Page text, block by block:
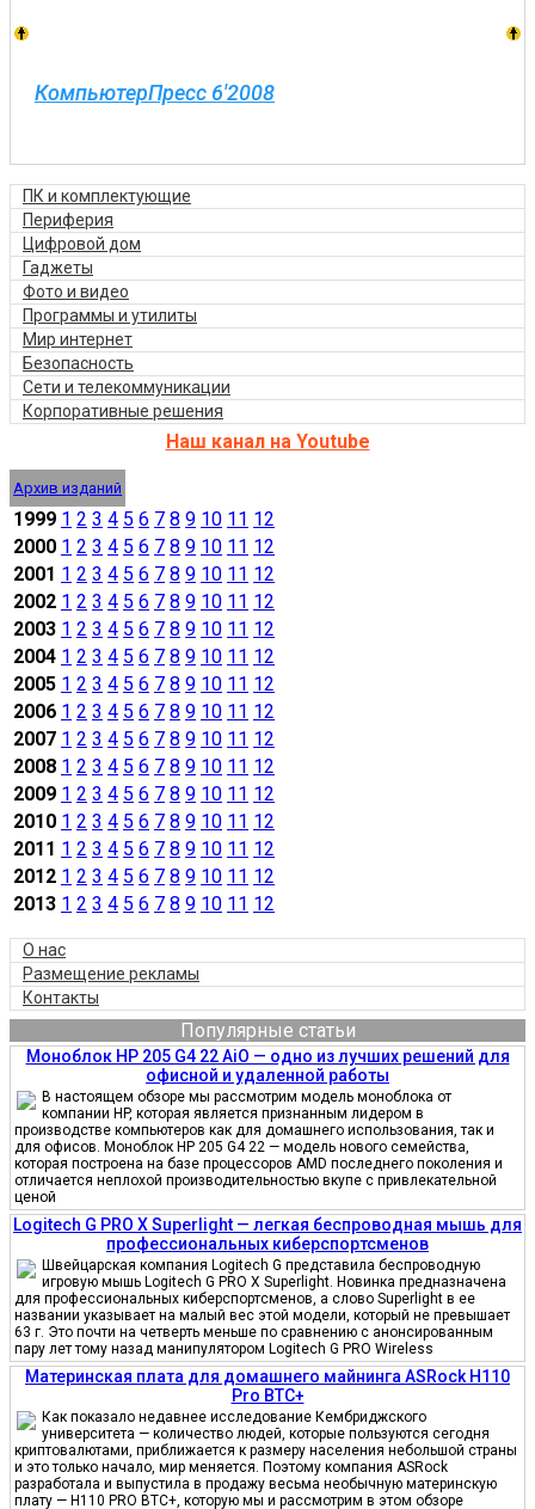
КомпьютерПресс 6'2008
ПК и комплектующие
Периферия
Цифровой дом
Гаджеты
Фото и видео
Программы и утилиты
Мир интернет
Безопасность
Сети и телекоммуникации
Корпоративные решения
Наш канал на Youtube
Архив изданий
1999 1 2 3 4 5 6 7 8 9 10 11 12
2000 1 2 3 4 5 6 7 8 9 10 11 12
2001 1 2 3 4 5 6 7 8 9 10 11 12
2002 1 2 3 4 5 6 7 8 9 10 11 12
2003 1 2 3 4 5 6 7 8 9 10 11 12
2004 1 2 3 4 5 6 7 8 9 10 11 12
2005 1 2 3 4 5 6 7 8 9 10 11 12
2006 1 2 3 4 5 6 7 8 9 10 11 12
2007 1 2 3 4 5 6 7 8 9 10 11 12
2008 1 2 3 4 5 6 7 8 9 10 11 12
2009 1 2 3 4 5 6 7 8 9 10 11 12
2010 1 2 3 4 5 6 7 8 9 10 11 12
2011 1 2 3 4 5 6 7 8 9 10 11 12
2012 1 2 3 4 5 6 7 8 9 10 11 12
2013 1 2 3 4 5 6 7 8 9 10 11 12
О нас
Размещение рекламы
Контакты
Популярные статьи
Моноблок HP 205 G4 22 AiO — одно из лучших решений для
офисной и удаленной работы
В настоящем обзоре мы рассмотрим модель моноблока от
компании HP, которая является признанным лидером в
производстве компьютеров как для домашнего использования, так и
для офисов. Моноблок HP 205 G4 22 — модель нового семейства,
которая построена на базе процессоров AMD последнего поколения и
отличается неплохой производительностью вкупе с привлекательной
ценой
Logitech G PRO X Superlight — легкая беспроводная мышь для
профессиональных киберспортсменов
Швейцарская компания Logitech G представила беспроводную
игровую мышь Logitech G PRO X Superlight. Новинка предназначена
для профессиональных киберспортсменов, а слово Superlight в ее
названии указывает на малый вес этой модели, который не превышает
63 г. Это почти на четверть меньше по сравнению с анонсированным
пару лет тому назад манипулятором Logitech G PRO Wireless
Материнская плата для домашнего майнинга ASRock H110
Pro BTC+
Как показало недавнее исследование Кембриджского
университета — количество людей, которые пользуются сегодня
криптовалютами, приближается к размеру населения небольшой страны
и это только начало, мир меняется. Поэтому компания ASRock
разработала и выпустила в продажу весьма необычную материнскую
плату — H110 PRO BTC+, которую мы и рассмотрим в этом обзоре